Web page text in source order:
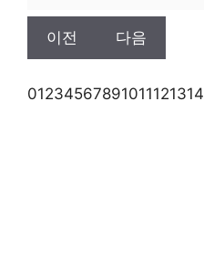
이전 다음
01234567891011121314